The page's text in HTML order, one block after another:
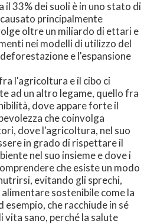
il 33% dei suoli è in uno stato di
principalmente
oltre un miliardo di ettari e
nei modelli di utilizzo del
e l'espansione
l'agricoltura e il cibo ci
ad un altro legame, quello fra
dove appare forte il
che coinvolga
dove l'agricoltura, nel suo
in grado di rispettare il
nel suo insieme e dove i
che esiste un modo
evitando gli sprechi,
sostenibile come la
che racchiude in sé
sano, perché la salute